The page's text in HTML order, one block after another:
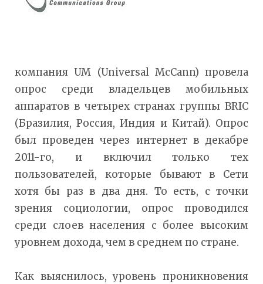
компания UM (Universal McCann) провела
опрос среди владельцев мобильных
аппаратов в четырех странах группы BRIC
(Бразилия, Россия, Индия и Китай). Опрос
был проведен через интернет в декабре
2011-го, и включил только тех
пользователей, которые бывают в Сети
хотя бы раз в два дня. То есть, с точки
зрения социологии, опрос проводился
среди слоев населения с более высоким
уровнем дохода, чем в среднем по стране.
Как выяснилось, уровень проникновения